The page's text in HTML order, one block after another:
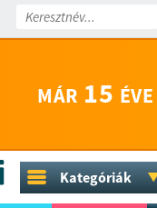
MÁR 15
Kategóriák